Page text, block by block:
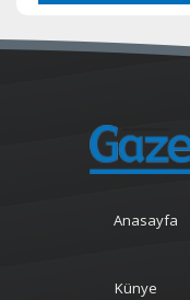
Anasayfa
Künye